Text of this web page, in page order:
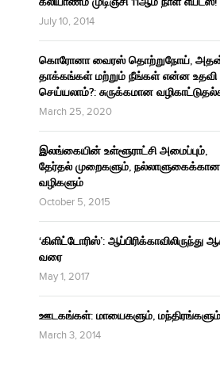
July 10, 2014
கொரோனா வைரஸ் தொற்றுநோய்,
தாக்கங்கள் மற்றும் நீங்கள் என்ன உதவி
செய்யலாம்?: சுருக்கமான
March 25, 2020
இலங்கையின் உள்ளூராட்சி அமைப்பும்,
தேர்தல் முறைகளும், நல்லாளுகைக்கான
வழிகளும்
October 5, 2015
‘கிளிட்டோரிஸ்’: ஆப்பிரிக்காவிலிருந்து
வரை
May 1, 2017
ஊடகங்கள்: மாயைகளும், மந்திரங்களும்
March 3, 2014